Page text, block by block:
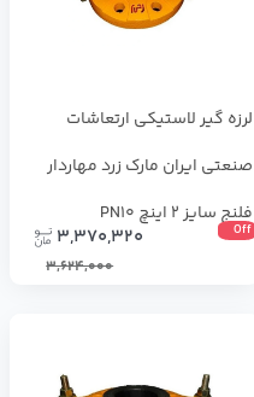
لرزه گیر لاستیکی ارتعاشات
صنعتی ایران مارک زرد مهاردار
فلنج سایز 2 اینچ PN10
Off
3,370,320
3,624,000